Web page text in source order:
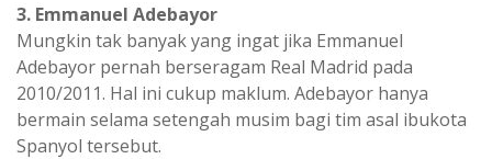
3. Emmanuel Adebayor
Mungkin tak banyak yang ingat jika Emmanuel
Adebayor pernah berseragam Real Madrid pada
2010/2011. Hal ini cukup maklum. Adebayor hanya
bermain selama setengah musim bagi tim asal ibukota
Spanyol tersebut.